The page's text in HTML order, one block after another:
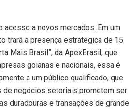
a novos mercados. Em um
trará a presença estratégica de 15
Mais Brasil”, da ApexBrasil, que
goianas e nacionais, essa é
a um público qualificado, que
de negócios setoriais prometem ser
duradouras e transações de grande